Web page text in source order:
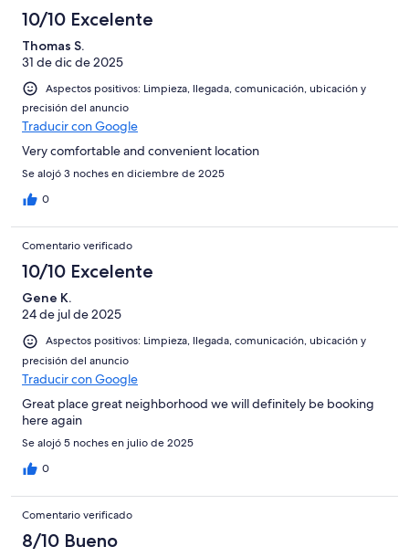
10/10 Excelente
Thomas S.
31 de dic de 2025
Aspectos positivos: Limpieza, llegada, comunicación, ubicación y
precisión del anuncio
Traducir con Google
Very comfortable and convenient location
Se alojó 3 noches en diciembre de 2025
0
Comentario verificado
10/10 Excelente
Gene K.
24 de jul de 2025
Aspectos positivos: Limpieza, llegada, comunicación, ubicación y
precisión del anuncio
Traducir con Google
Great place great neighborhood we will definitely be booking
here again
Se alojó 5 noches en julio de 2025
0
Comentario verificado
8/10 Bueno